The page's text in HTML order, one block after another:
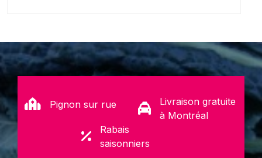
Pignon sur rue
Livraison gratuite
à Montréal
Rabais
saisonniers